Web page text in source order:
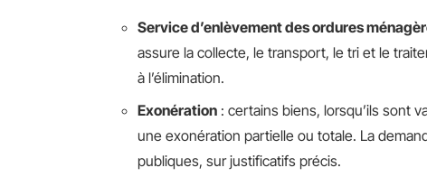
Service d’enlèvement des ordures
assure la collecte, le transport, le tri et le
à l’élimination.
Exonération : certains biens, lorsqu’ils sont
une exonération partielle ou totale. La
publiques, sur justificatifs précis.